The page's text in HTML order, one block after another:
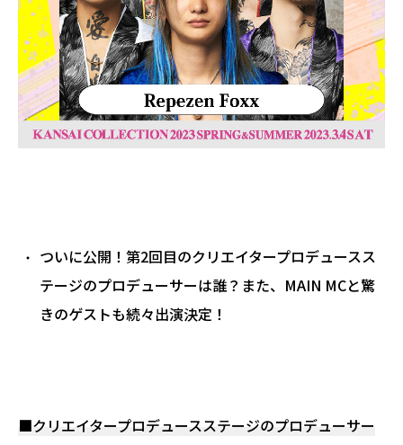
ついに公開！第2回目のクリエイタープロデュースス
テージのプロデューサーは誰？また、MAIN MCと驚
きのゲストも続々出演決定！
■クリエイタープロデュースステージのプロデューサー